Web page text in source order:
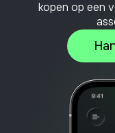
kopen op een